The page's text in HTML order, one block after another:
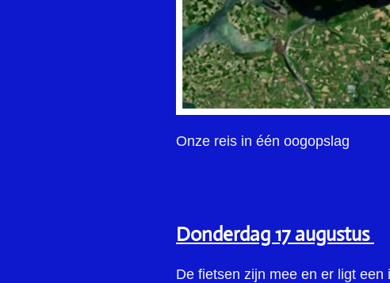
Onze reis in één oogopslag
Donderdag 17 augustus
De fietsen zijn mee en er ligt